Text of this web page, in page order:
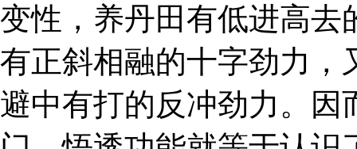
变性，养丹田有低进高去
有正斜相融的十字劲力，
避中有打的反冲劲力。因